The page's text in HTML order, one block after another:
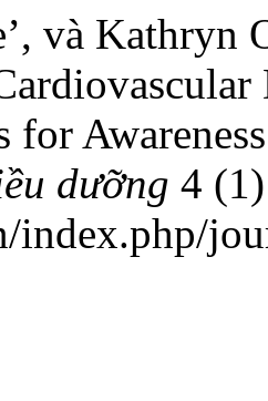
và
for
dưỡng 4
index.php/